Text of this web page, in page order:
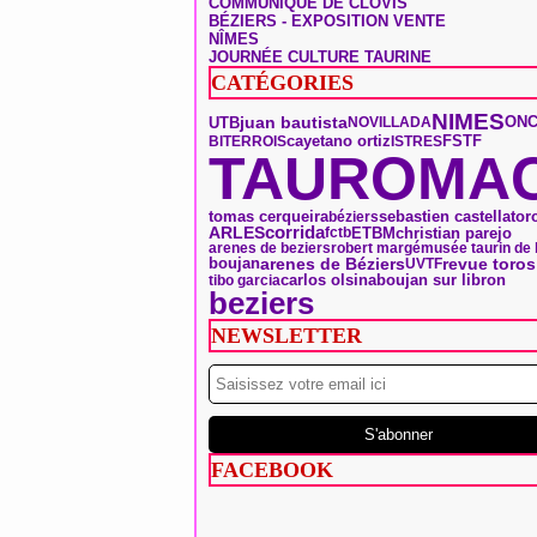
BÉZIERS - EXPOSITION VENTE
NÎMES
JOURNÉE CULTURE TAURINE
CATÉGORIES
UTBjuan bautistaNOVILLADANIMES
BITERROIScayetano ortizISTRESFSTF
tomas cerqueirabézierssebastien castella
ARLEScorridafctbETBMchristian parejo
arenes de beziersrobert margémusée taurin de
boujanarenes de BéziersUVTFrevue toros
tibo garciacarlos olsinaboujan sur libron
beziers
NEWSLETTER
FACEBOOK